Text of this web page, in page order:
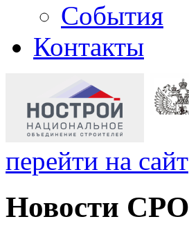
События
Контакты
перейти на сайт
Новости СРО